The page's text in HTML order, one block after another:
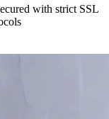
with strict SSL